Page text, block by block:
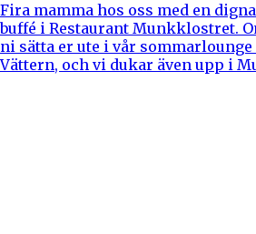
Fira mamma hos oss med en
buffé i Restaurant Munkklostret.
ni sätta er ute i vår
Vättern, och vi dukar även upp i